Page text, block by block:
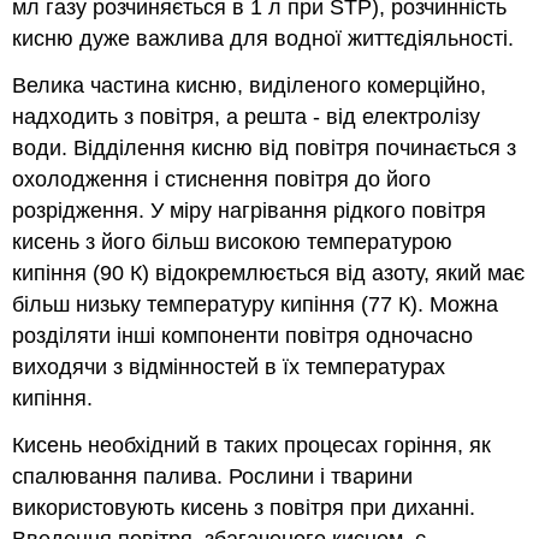
мл газу розчиняється в 1 л при STP), розчинність
кисню дуже важлива для водної життєдіяльності.
Велика частина кисню, виділеного комерційно,
надходить з повітря, а решта - від електролізу
води. Відділення кисню від повітря починається з
охолодження і стиснення повітря до його
розрідження. У міру нагрівання рідкого повітря
кисень з його більш високою температурою
кипіння (90 К) відокремлюється від азоту, який має
більш низьку температуру кипіння (77 К). Можна
розділяти інші компоненти повітря одночасно
виходячи з відмінностей в їх температурах
кипіння.
Кисень необхідний в таких процесах горіння, як
спалювання палива. Рослини і тварини
використовують кисень з повітря при диханні.